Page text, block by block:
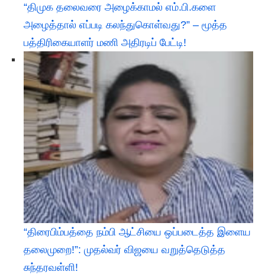
“திமுக தலைவரை அழைக்காமல் எம்.பி.களை
அழைத்தால் எப்படி கலந்துகொள்வது?” – மூத்த
பத்திரிகையாளர் மணி அதிரடிப் பேட்டி!
“திரைபிம்பத்தை நம்பி ஆட்சியை ஒப்படைத்த இளைய
தலைமுறை!”: முதல்வர் விஜயை வறுத்தெடுத்த
சுந்தரவள்ளி!